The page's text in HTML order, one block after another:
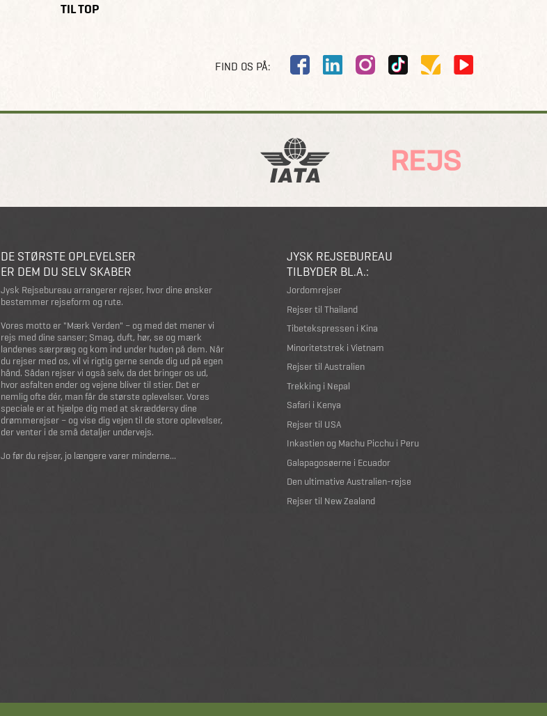
TIL TOP
FIND OS PÅ:
DE STØRSTE OPLEVELSER
ER DEM DU SELV SKABER
Jysk Rejsebureau arrangerer rejser, hvor dine ønsker
bestemmer rejseform og rute.
Vores motto er "Mærk Verden" – og med det mener vi
rejs med dine sanser; Smag, duft, hør, se og mærk
landenes særpræg og kom ind under huden på dem. Når
du rejser med os, vil vi rigtig gerne sende dig ud på egen
hånd. Sådan rejser vi også selv, da det bringer os ud,
hvor asfalten ender og vejene bliver til stier. Det er
nemlig ofte dér, man får de største oplevelser. Vores
speciale er at hjælpe dig med at skræddersy dine
drømmerejser – og vise dig vejen til de store oplevelser,
der venter i de små detaljer undervejs.
Jo før du rejser, jo længere varer minderne...
JYSK REJSEBUREAU
TILBYDER BL.A.:
Jordomrejser
Rejser til Thailand
Tibetekspressen i Kina
Minoritetstrek i Vietnam
Rejser til Australien
Trekking i Nepal
Safari i Kenya
Rejser til USA
Inkastien og Machu Picchu i Peru
Galapagosøerne i Ecuador
Den ultimative Australien-rejse
Rejser til New Zealand